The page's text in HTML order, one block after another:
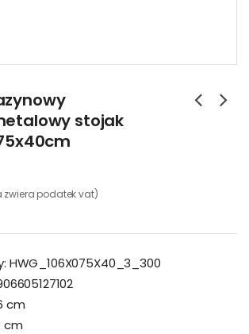
stojak
zwiera podatek vat)
HWG_106X075X40_3_300
cm
cm